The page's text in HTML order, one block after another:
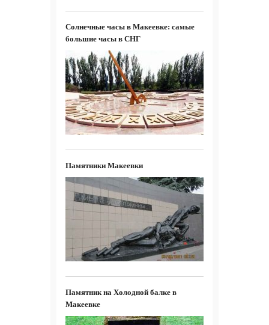
Солнечные часы в Макеевке: самые
большие часы в СНГ
Памятники Макеевки
Памятник на Холодной балке в
Макеевке